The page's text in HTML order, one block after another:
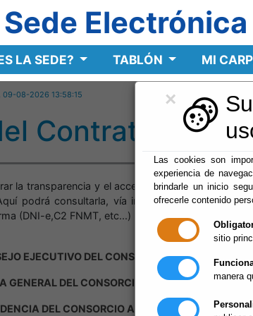
×
Las cookies son
experiencia de
brindarle un inicio
ofrecerle contenido
sitio
manera
Sede Electrónica
LA SEDE? TABLÓN MI
09-08-2026 13:58:15
Contratante.
la transparencia y el acceso público a la
podrá consultarla, vía internet; y , en su
(DNI-e,C2 FNMT, etc...)
EJECUTIVO DEL CONSORCIO ALMANZORA
DEL CONSORCIO ALMANZORA
DEL CONSORCIO ALMANZORA LEVANTE